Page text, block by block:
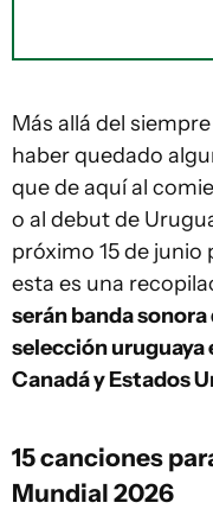
Más allá del
haber quedado
que de aquí al
o al debut de
próximo 15 de junio
esta es una
serán banda sonora
selección uruguaya
Canadá y Estados
15 canciones
Mundial 2026